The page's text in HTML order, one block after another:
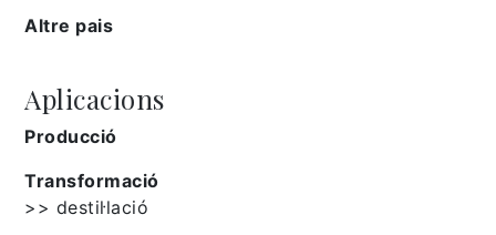
Altre pais
Aplicacions
Producció
Transformació
>> destil·lació